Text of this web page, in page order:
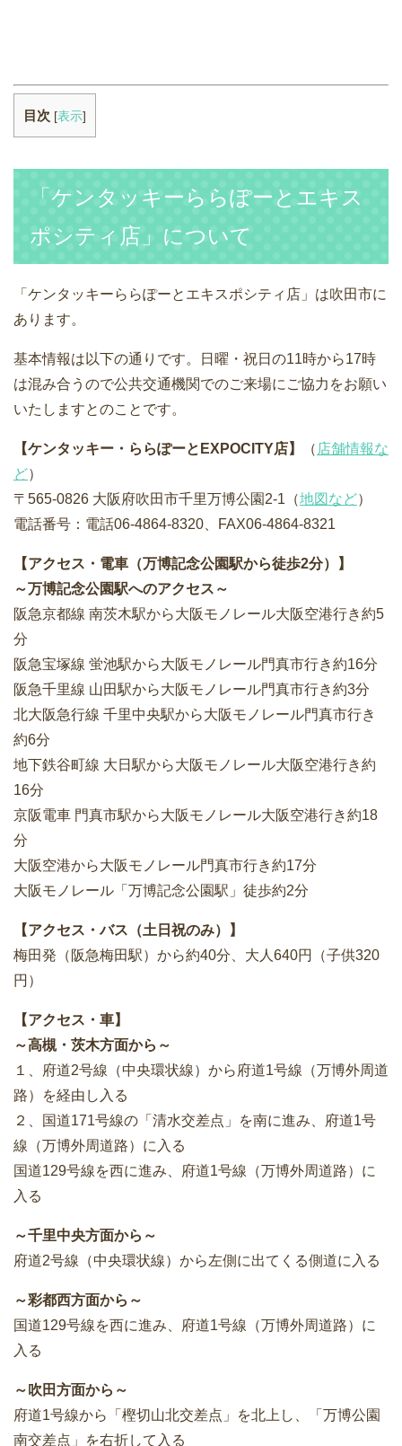
目次 [表示]
「ケンタッキーららぽーとエキス
ポシティ店」について
「ケンタッキーららぽーとエキスポシティ店」は吹田市に
あります。
基本情報は以下の通りです。日曜・祝日の11時から17時
は混み合うので公共交通機関でのご来場にご協力をお願い
いたしますとのことです。
【ケンタッキー・ららぽーとEXPOCITY店】 （ 店舗情報な
ど）
〒565-0826 大阪府吹田市千里万博公園2-1（地図など）
電話番号：電話06-4864-8320、FAX06-4864-8321
【アクセス・電車（万博記念公園駅から徒歩2分）】
～万博記念公園駅へのアクセス～
阪急京都線 南茨木駅から大阪モノレール大阪空港行き約5
分
阪急宝塚線 蛍池駅から大阪モノレール門真市行き約16分
阪急千里線 山田駅から大阪モノレール門真市行き約3分
北大阪急行線 千里中央駅から大阪モノレール門真市行き
約6分
地下鉄谷町線 大日駅から大阪モノレール大阪空港行き約
16分
京阪電車 門真市駅から大阪モノレール大阪空港行き約18
分
大阪空港から大阪モノレール門真市行き約17分
大阪モノレール「万博記念公園駅」徒歩約2分
【アクセス・バス（土日祝のみ）】
梅田発（阪急梅田駅）から約40分、大人640円（子供320
円）
【アクセス・車】
～高槻・茨木方面から～
１、府道2号線（中央環状線）から府道1号線（万博外周道
路）を経由し入る
２、国道171号線の「清水交差点」を南に進み、府道1号
線（万博外周道路）に入る
国道129号線を西に進み、府道1号線（万博外周道路）に
入る
～千里中央方面から～
府道2号線（中央環状線）から左側に出てくる側道に入る
～彩都西方面から～
国道129号線を西に進み、府道1号線（万博外周道路）に
入る
～吹田方面から～
府道1号線から「樫切山北交差点」を北上し、「万博公園
南交差点」を右折して入る